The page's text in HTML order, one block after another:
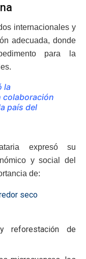
internacionales y
adecuada, donde
para la
la
colaboración
país del
expresó su
y social del
de:
seco
reforestación de